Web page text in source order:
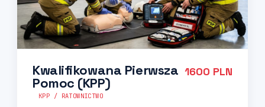
Kwalifikowana Pierwsza
Pomoc (KPP)
1600 PLN
KPP / RATOWNICTWO